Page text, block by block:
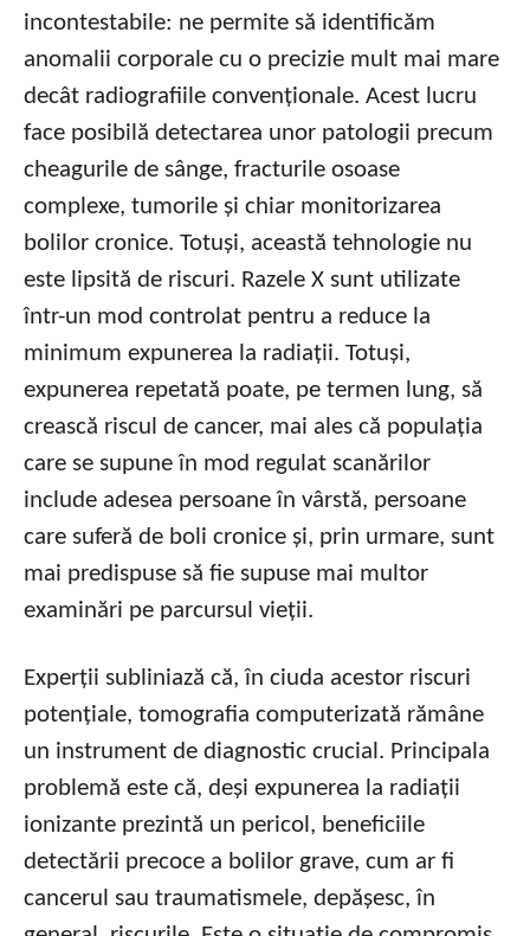
incontestabile: ne permite să identificăm
anomalii corporale cu o precizie mult mai mare
decât radiografiile convenționale. Acest lucru
face posibilă detectarea unor patologii precum
cheagurile de sânge, fracturile osoase
complexe, tumorile și chiar monitorizarea
bolilor cronice. Totuși, această tehnologie nu
este lipsită de riscuri. Razele X sunt utilizate
într-un mod controlat pentru a reduce la
minimum expunerea la radiații. Totuși,
expunerea repetată poate, pe termen lung, să
crească riscul de cancer, mai ales că populația
care se supune în mod regulat scanărilor
include adesea persoane în vârstă, persoane
care suferă de boli cronice și, prin urmare, sunt
mai predispuse să fie supuse mai multor
examinări pe parcursul vieții.
Experții subliniază că, în ciuda acestor riscuri
potențiale, tomografia computerizată rămâne
un instrument de diagnostic crucial. Principala
problemă este că, deși expunerea la radiații
ionizante prezintă un pericol, beneficiile
detectării precoce a bolilor grave, cum ar fi
cancerul sau traumatismele, depășesc, în